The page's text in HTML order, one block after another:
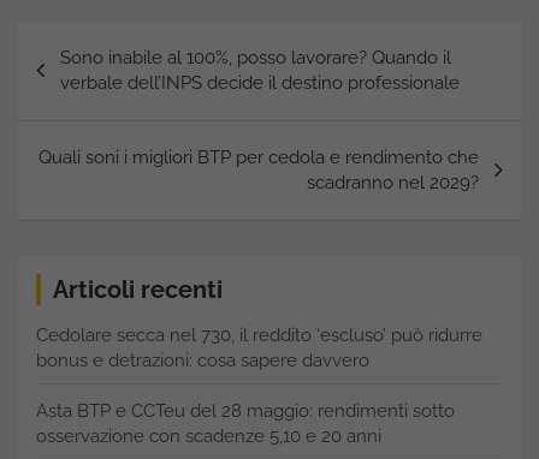
Navigazione
articoli
Sono inabile al 100%, posso lavorare? Quando il
verbale dell’INPS decide il destino professionale
Quali soni i migliori BTP per cedola e rendimento che
scadranno nel 2029?
Articoli recenti
Cedolare secca nel 730, il reddito ‘escluso’ può ridurre
bonus e detrazioni: cosa sapere davvero
Asta BTP e CCTeu del 28 maggio: rendimenti sotto
osservazione con scadenze 5,10 e 20 anni